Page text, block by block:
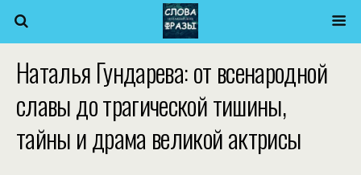
Наталья Гундарева: от всенародной
славы до трагической тишины,
тайны и драма великой актрисы